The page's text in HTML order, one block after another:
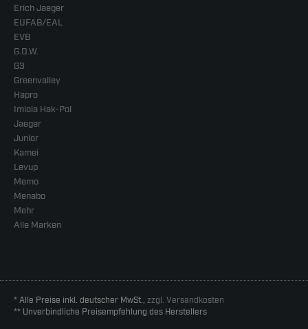
Erich Jaeger
EUFAB/EAL
EVB
G.D.W.
G3
Greenvalley
Hapro
Imiola Hak-Pol
Jaeger
Junior
Kamei
Levup
Memo
Menabo
Mehr
Alle Marken
* Alle Preise inkl. deutscher MwSt., zzgl. Versandkosten
** Unverbindliche Preisempfehlung des Herstellers